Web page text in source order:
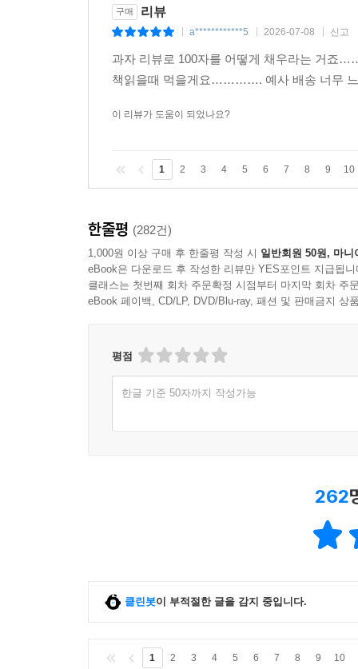
구매 리뷰
a************5 2026-07-08 신고
과자 리뷰로 100자를 어떻게 채우라는 거
책읽을때 먹을게요…………. 예사 배송
이 리뷰가 도움이 되었나요?
1 2 3 4 5 6 7 8 9 10
한줄평 (282건)
1,000원 이상 구매 후 한줄평 작성 시 일반회원 50원, 마니
eBook은 다운로드 후 작성한 리뷰만 YES포인트 지급됩니
클래스는 첫번째 회차 주문확정 시점부터 마지막 회차 주
eBook 페이백, CD/LP, DVD/Blu-ray, 패션 및 판매금지 상
평점
한글 기준 50자까지 작성가능
262
클린봇이 부적절한 글을 감지 중입니다.
1 2 3 4 5 6 7 8 9 10